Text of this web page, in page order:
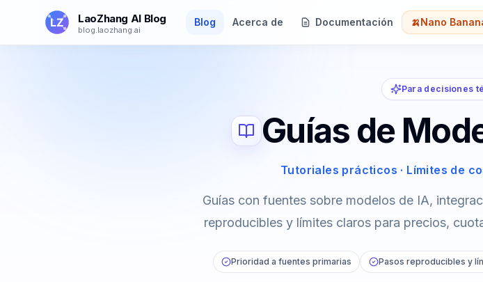
Saltar al contenido principal
LaoZhang AI Blog
blog.laozhang.ai
Blog Acerca de Documentación 🍌Nano
Para decisiones
Guías de
Tutoriales prácticos · Límites de
Guías con fuentes sobre modelos de IA,
reproducibles y límites claros para precios,
Prioridad a fuentes primarias Pasos reproducibles y